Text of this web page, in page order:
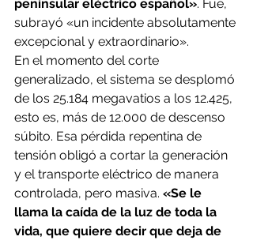
peninsular eléctrico español». Fue,
subrayó «un incidente absolutamente
excepcional y extraordinario».
En el momento del corte
generalizado, el sistema se desplomó
de los 25.184 megavatios a los 12.425,
esto es, más de 12.000 de descenso
súbito. Esa pérdida repentina de
tensión obligó a cortar la generación
y el transporte eléctrico de manera
controlada, pero masiva. «Se le
llama la caída de la luz de toda la
vida, que quiere decir que deja de